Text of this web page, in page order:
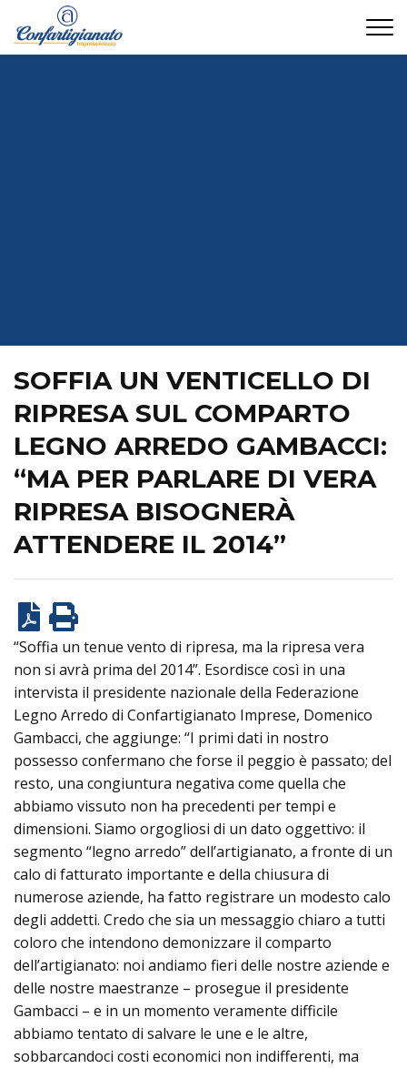
SOFFIA UN VENTICELLO DI
RIPRESA SUL COMPARTO
LEGNO ARREDO GAMBACCI:
“MA PER PARLARE DI VERA
RIPRESA BISOGNERÀ
ATTENDERE IL 2014”
“Soffia un tenue vento di ripresa, ma la ripresa vera
non si avrà prima del 2014”. Esordisce così in una
intervista il presidente nazionale della Federazione
Legno Arredo di Confartigianato Imprese, Domenico
Gambacci, che aggiunge: “I primi dati in nostro
possesso confermano che forse il peggio è passato; del
resto, una congiuntura negativa come quella che
abbiamo vissuto non ha precedenti per tempi e
dimensioni. Siamo orgogliosi di un dato oggettivo: il
segmento “legno arredo” dell’artigianato, a fronte di un
calo di fatturato importante e della chiusura di
numerose aziende, ha fatto registrare un modesto calo
degli addetti. Credo che sia un messaggio chiaro a tutti
coloro che intendono demonizzare il comparto
dell’artigianato: noi andiamo fieri delle nostre aziende e
delle nostre maestranze – prosegue il presidente
Gambacci – e in un momento veramente difficile
abbiamo tentato di salvare le une e le altre,
sobbarcandoci costi economici non indifferenti, ma